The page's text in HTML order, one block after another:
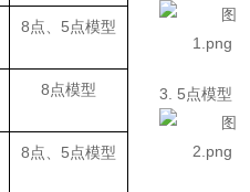
8点、5点模型
8点模型
8点、5点模型
3. 5点模型